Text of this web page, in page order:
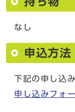
なし
申込方法
下記の申し込
申し込みフォ